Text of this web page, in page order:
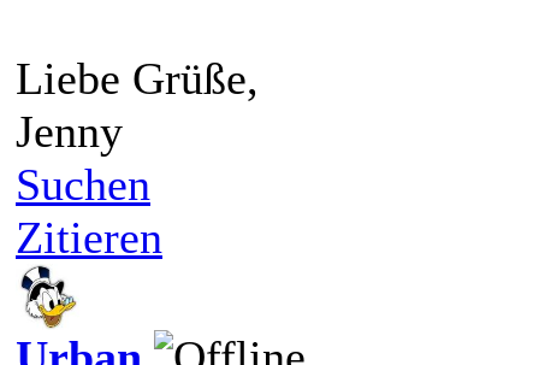
Liebe Grüße,
Jenny
Suchen
Zitieren